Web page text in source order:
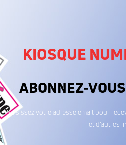
KIOSQUE
ABONNEZ-
Saisissez votre adresse email pour
et d’autres